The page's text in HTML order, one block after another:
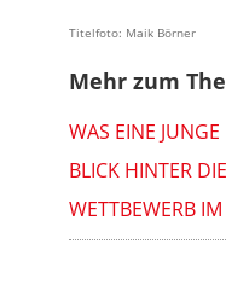
Titelfoto: Maik Börner
Mehr zum
WAS EINE
BLICK HINTER
WETTBEWERB